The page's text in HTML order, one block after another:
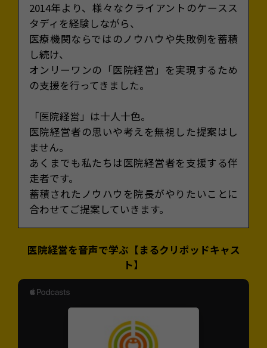
2014年より、様々なクライアントのケースス
タディを経験しながら、
医療機関ならではのノウハウや失敗例を蓄積
し続け、
オンリーワンの「医院経営」を実現するため
の支援を行ってきました。
「医院経営」は十人十色。
医院経営者の思いや考えを無視した提案はし
ません。
あくまでも私たちは医院経営者を支援する伴
走者です。
蓄積されたノウハウを院長がやりたいことに
合わせてご提案していきます。
医院経営を音声で学ぶ【まるクリポッドキャス
ト】